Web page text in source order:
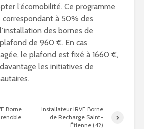
l’écomobilité. Ce programme
correspondant à 50% des
des bornes de
de 960 €. En cas
le plafond est fixé à 1660 €,
les initiatives de
Borne
Installateur IRVE Borne
de Recharge Saint-
Étienne (42)